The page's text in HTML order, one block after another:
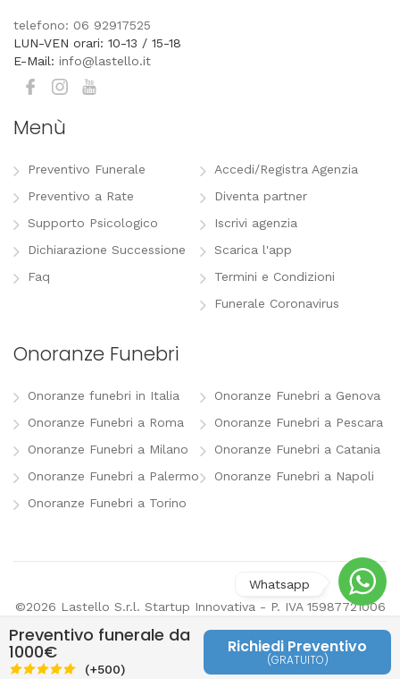
telefono: 06 92917525
LUN-VEN orari: 10-13 / 15-18
E-Mail: info@lastello.it
Menù
Preventivo Funerale
Preventivo a Rate
Supporto Psicologico
Dichiarazione Successione
Faq
Accedi/Registra Agenzia
Diventa partner
Iscrivi agenzia
Scarica l'app
Termini e Condizioni
Funerale Coronavirus
Onoranze Funebri
Onoranze funebri in Italia
Onoranze Funebri a Roma
Onoranze Funebri a Milano
Onoranze Funebri a Palermo
Onoranze Funebri a Torino
Onoranze Funebri a Genova
Onoranze Funebri a Pescara
Onoranze Funebri a Catania
Onoranze Funebri a Napoli
©2026 Lastello S.r.l. Startup Innovativa - P. IVA 15987721006
preferenze pubblicitarie
Preventivo funerale da
1000€
(+500)
Richiedi Preventivo
(GRATUITO)